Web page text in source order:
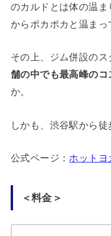
のカルドとは体の温
からポカポカと温ま
その上、ジム併設の
舗の中でも最高峰のコ
か。
しかも、渋谷駅から
公式ページ： ホット
＜料金＞